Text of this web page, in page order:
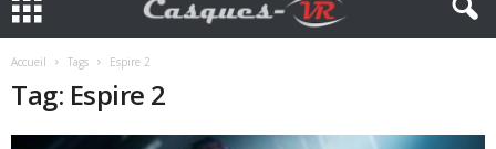
Accueil Tags Espire 2
Tag: Espire 2